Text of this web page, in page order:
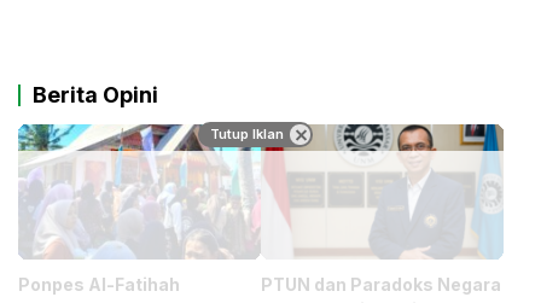
Berita Opini
Ponpes Al-Fatihah
PTUN dan Paradoks Negara
Tutup Iklan